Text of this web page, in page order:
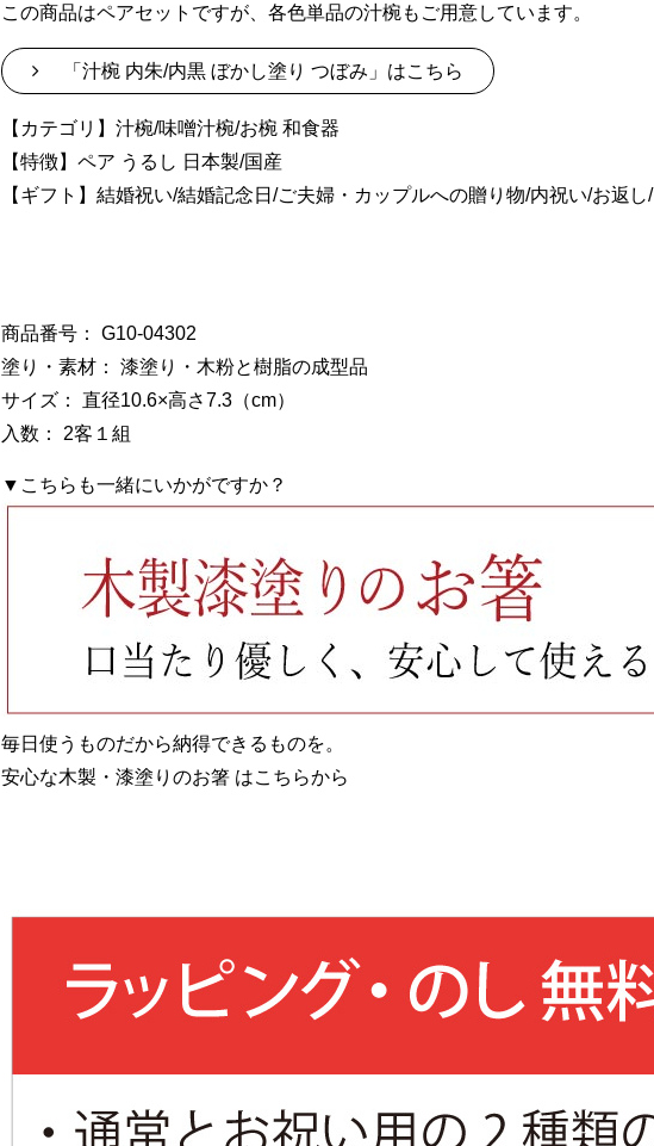
この商品はペアセットですが、各色単品の汁椀もご用意しています。
「汁椀 内朱/内黒 ぼかし塗り つぼみ」はこちら
【カテゴリ】汁椀/味噌汁椀/お椀 和食器
【特徴】ペア うるし 日本製/国産
【ギフト】結婚祝い/結婚記念日/ご夫婦・カップルへの贈り物/内祝い/お返し
商品番号： G10-04302
塗り・素材： 漆塗り・木粉と樹脂の成型品
サイズ： 直径10.6×高さ7.3（cm）
入数： 2客１組
▼こちらも一緒にいかがですか？
毎日使うものだから納得できるものを。
安心な木製・漆塗りのお箸 はこちらから